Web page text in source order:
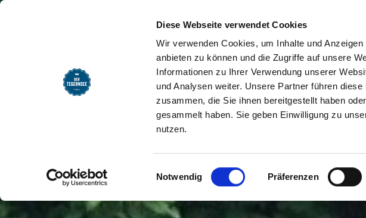
Diese Webseite verwendet Cookies
Wir verwenden Cookies, um Inhalte und
anbieten zu können und die Zugriffe auf unsere
Informationen zu Ihrer Verwendung unserer
und Analysen weiter. Unsere Partner führen
zusammen, die Sie ihnen bereitgestellt haben
gesammelt haben. Sie geben Einwilligung zu
nutzen.
Einwilligungsauswahl
Notwendig Präferenzen